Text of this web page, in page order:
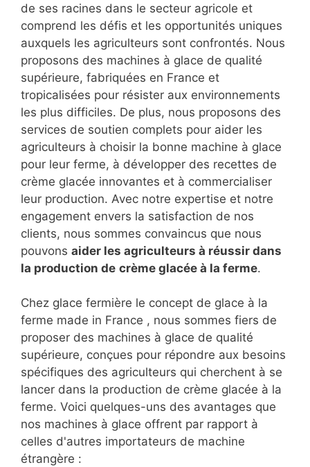
de ses racines dans le secteur agricole et
comprend les défis et les opportunités uniques
auxquels les agriculteurs sont confrontés. Nous
proposons des machines à glace de qualité
supérieure, fabriquées en France et
tropicalisées pour résister aux environnements
les plus difficiles. De plus, nous proposons des
services de soutien complets pour aider les
agriculteurs à choisir la bonne machine à glace
pour leur ferme, à développer des recettes de
crème glacée innovantes et à commercialiser
leur production. Avec notre expertise et notre
engagement envers la satisfaction de nos
clients, nous sommes convaincus que nous
pouvons aider les agriculteurs à réussir dans
la production de crème glacée à la ferme.
Chez glace fermière le concept de glace à la
ferme made in France , nous sommes fiers de
proposer des machines à glace de qualité
supérieure, conçues pour répondre aux besoins
spécifiques des agriculteurs qui cherchent à se
lancer dans la production de crème glacée à la
ferme. Voici quelques-uns des avantages que
nos machines à glace offrent par rapport à
celles d'autres importateurs de machine
étrangère :